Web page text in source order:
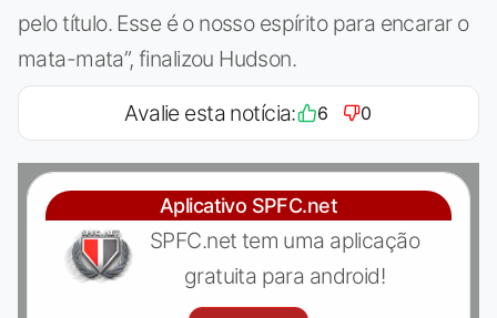
pelo título. Esse é o nosso espírito para encarar o
mata-mata”, finalizou Hudson.
Avalie esta notícia: 6 0
Aplicativo SPFC.net
SPFC.net tem uma aplicação
gratuita para android!